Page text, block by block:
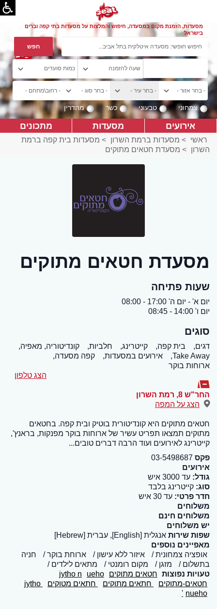
מסעדות, הזמנת מקום במסעדה, חיפוש והמלצות על מסעדות בתי קפה וברים
בישראל
צמחוני טבעוני כשר מהדרין
אירועים מסעדות מתכונים
ראשי > מסעדות ברמת השרון > מסעדות בית קפה ברמת
השרון > מסעדת חטאים מתוקים
מסעדת חטאים מתוקים
שעות פתיחה
יום א' - יום ה' 17:00 - 08:00
יום ו' 14:00 - 08:45
סוגים
דגים, בית קפה, קייטרינג, חלביות,
קונדיטוריה, מאפיה,
Take Away,
אירועים במסעדות,
קפה מסעדה,
ארוחות בוקר
הצג טלפון
החר"ש 8 , רמת השרון
הצג על המפה
חטאים מתוקים היא קונדיטורית בוטיק ובית קפה. בחטאים
מתוקים תמצאו תפריט עשיר של ארוחות בוקר מפנקות, בראנץ',
קייטרינג לאירועים ועוד הרבה דברים טובים...
פקס 03-5498687
אירועים
גודל: עד 3000 איש
סוג: קייטרינג בלבד
חדר פרטי: עד 30 איש
משלוחים
משלוחים חינם
יש משלוחים
שפות שירות אנגלית [English], עברית [Hebrew]
מאפיינים נוספים
אופציה צמחונית
איזור ללא עישון ארוחת בוקר
חניה
בתשלום
מזגן מקום רומנטי
מתאים לילדים
טעויות נפוצות חטאים מתוקים jytho n
ueho
חטאים-מתוקים
חתאים מתוקים חתאים מטוקים
jytho
nueho'